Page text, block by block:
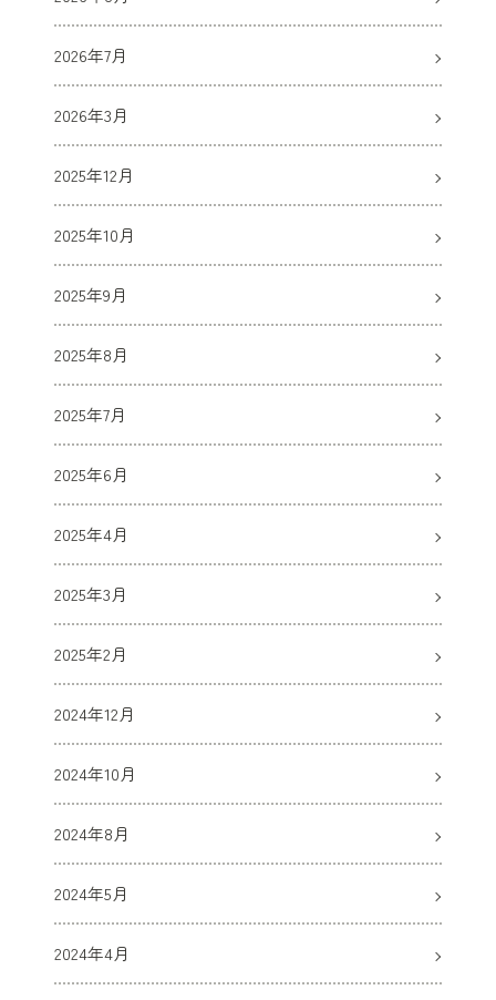
2026年7月
2026年3月
2025年12月
2025年10月
2025年9月
2025年8月
2025年7月
2025年6月
2025年4月
2025年3月
2025年2月
2024年12月
2024年10月
2024年8月
2024年5月
2024年4月